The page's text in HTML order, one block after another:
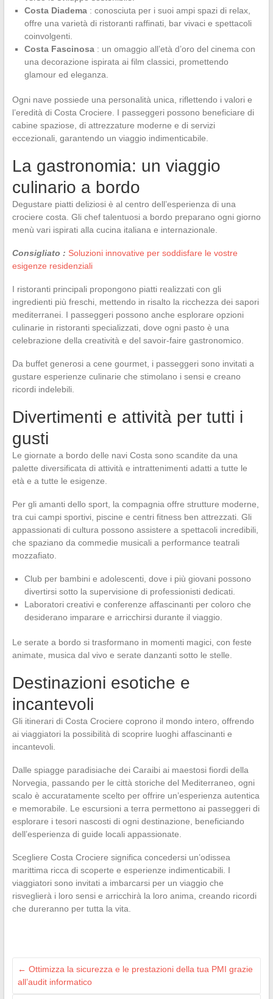
Costa Diadema : conosciuta per i suoi ampi spazi di relax,
offre una varietà di ristoranti raffinati, bar vivaci e spettacoli
coinvolgenti.
Costa Fascinosa : un omaggio all’età d’oro del cinema con
una decorazione ispirata ai film classici, promettendo
glamour ed eleganza.
Ogni nave possiede una personalità unica, riflettendo i valori e
l’eredità di Costa Crociere. I passeggeri possono beneficiare di
cabine spaziose, di attrezzature moderne e di servizi
eccezionali, garantendo un viaggio indimenticabile.
La gastronomia: un viaggio
culinario a bordo
Degustare piatti deliziosi è al centro dell’esperienza di una
crociere costa. Gli chef talentuosi a bordo preparano ogni giorno
menù vari ispirati alla cucina italiana e internazionale.
Consigliato : Soluzioni innovative per soddisfare le vostre
esigenze residenziali
I ristoranti principali propongono piatti realizzati con gli
ingredienti più freschi, mettendo in risalto la ricchezza dei sapori
mediterranei. I passeggeri possono anche esplorare opzioni
culinarie in ristoranti specializzati, dove ogni pasto è una
celebrazione della creatività e del savoir-faire gastronomico.
Da buffet generosi a cene gourmet, i passeggeri sono invitati a
gustare esperienze culinarie che stimolano i sensi e creano
ricordi indelebili.
Divertimenti e attività per tutti i
gusti
Le giornate a bordo delle navi Costa sono scandite da una
palette diversificata di attività e intrattenimenti adatti a tutte le
età e a tutte le esigenze.
Per gli amanti dello sport, la compagnia offre strutture moderne,
tra cui campi sportivi, piscine e centri fitness ben attrezzati. Gli
appassionati di cultura possono assistere a spettacoli incredibili,
che spaziano da commedie musicali a performance teatrali
mozzafiato.
Club per bambini e adolescenti, dove i più giovani possono
divertirsi sotto la supervisione di professionisti dedicati.
Laboratori creativi e conferenze affascinanti per coloro che
desiderano imparare e arricchirsi durante il viaggio.
Le serate a bordo si trasformano in momenti magici, con feste
animate, musica dal vivo e serate danzanti sotto le stelle.
Destinazioni esotiche e
incantevoli
Gli itinerari di Costa Crociere coprono il mondo intero, offrendo
ai viaggiatori la possibilità di scoprire luoghi affascinanti e
incantevoli.
Dalle spiagge paradisiache dei Caraibi ai maestosi fiordi della
Norvegia, passando per le città storiche del Mediterraneo, ogni
scalo è accuratamente scelto per offrire un’esperienza autentica
e memorabile. Le escursioni a terra permettono ai passeggeri di
esplorare i tesori nascosti di ogni destinazione, beneficiando
dell’esperienza di guide locali appassionate.
Scegliere Costa Crociere significa concedersi un’odissea
marittima ricca di scoperte e esperienze indimenticabili. I
viaggiatori sono invitati a imbarcarsi per un viaggio che
risveglierà i loro sensi e arricchirà la loro anima, creando ricordi
che dureranno per tutta la vita.
← Ottimizza la sicurezza e le prestazioni della tua PMI grazie
all’audit informatico